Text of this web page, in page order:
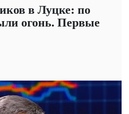
в Луцке: по
огонь. Первые